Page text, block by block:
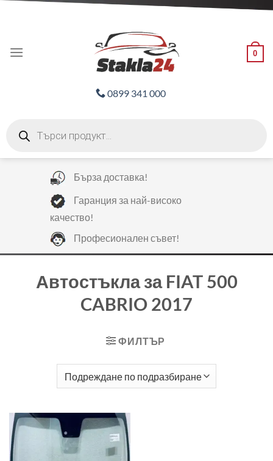
0
0899 341 000
search
Бърза доставка!
Гаранция за най-високо
качество!
Професионален съвет!
Автостъкла за FIAT 500
CABRIO 2017
ФИЛТЪР